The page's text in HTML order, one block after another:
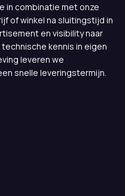
in combinatie met onze
of winkel na sluitingstijd in
en visibility naar
kennis in eigen
leveren we
snelle leveringstermijn.